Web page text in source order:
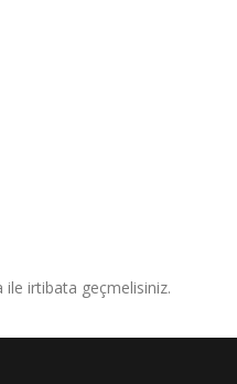
ile irtibata geçmelisiniz.